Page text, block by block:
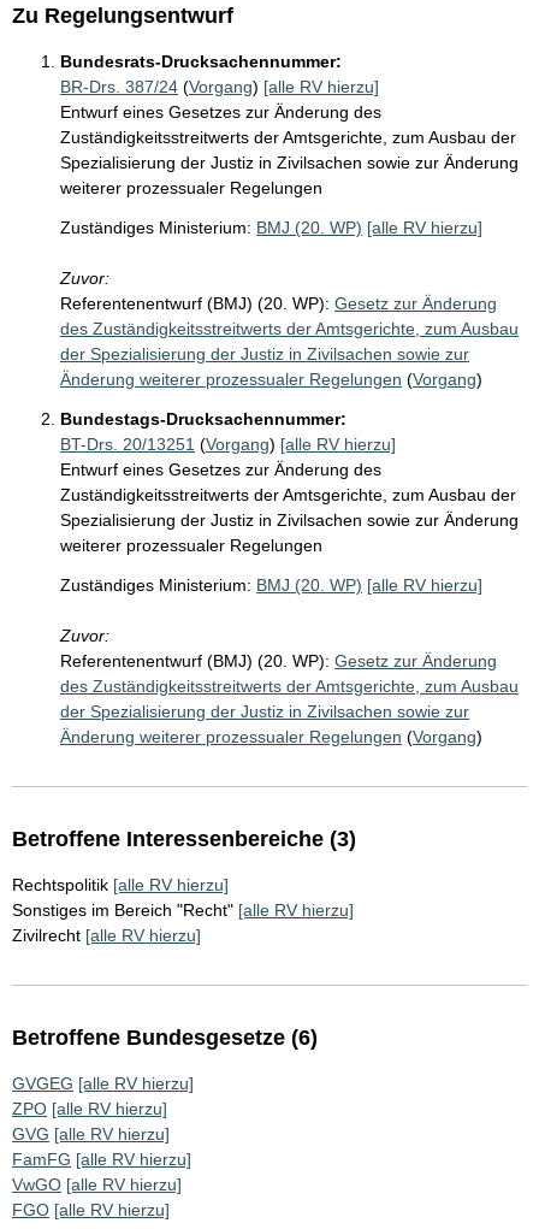
Zu Regelungsentwurf
Bundesrats-Drucksachennummer:
BR-Drs. 387/24 (Vorgang) [alle RV hierzu]
Entwurf eines Gesetzes zur Änderung des
Zuständigkeitsstreitwerts der Amtsgerichte, zum Ausbau der
Spezialisierung der Justiz in Zivilsachen sowie zur Änderung
weiterer prozessualer Regelungen
Zuständiges Ministerium: BMJ (20. WP) [alle RV hierzu]
Zuvor:
Referentenentwurf (BMJ) (20. WP): Gesetz zur Änderung
des Zuständigkeitsstreitwerts der Amtsgerichte, zum Ausbau
der Spezialisierung der Justiz in Zivilsachen sowie zur
Änderung weiterer prozessualer Regelungen (Vorgang)
Bundestags-Drucksachennummer:
BT-Drs. 20/13251 (Vorgang) [alle RV hierzu]
Entwurf eines Gesetzes zur Änderung des
Zuständigkeitsstreitwerts der Amtsgerichte, zum Ausbau der
Spezialisierung der Justiz in Zivilsachen sowie zur Änderung
weiterer prozessualer Regelungen
Zuständiges Ministerium: BMJ (20. WP) [alle RV hierzu]
Zuvor:
Referentenentwurf (BMJ) (20. WP): Gesetz zur Änderung
des Zuständigkeitsstreitwerts der Amtsgerichte, zum Ausbau
der Spezialisierung der Justiz in Zivilsachen sowie zur
Änderung weiterer prozessualer Regelungen (Vorgang)
Betroffene Interessenbereiche (3)
Rechtspolitik [alle RV hierzu]
Sonstiges im Bereich "Recht" [alle RV hierzu]
Zivilrecht [alle RV hierzu]
Betroffene Bundesgesetze (6)
GVGEG [alle RV hierzu]
ZPO [alle RV hierzu]
GVG [alle RV hierzu]
FamFG [alle RV hierzu]
VwGO [alle RV hierzu]
FGO [alle RV hierzu]